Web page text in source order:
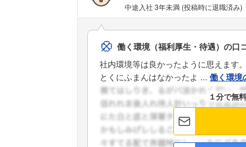
中途入社 3年未満 (投稿時に退職済み)
働く環境（福利厚生・待遇）の口
社内環境等は良かったように思えます
とくにふまんはなかったよ ... 働く環境
１分で無